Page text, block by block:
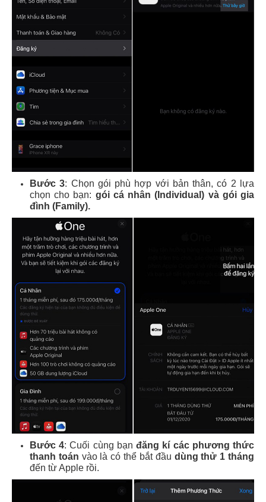
Bước 3: Chọn gói phù hợp với bản thân, có 2 lựa
chọn cho bạn: gói cá nhân (Individual) và gói gia
đình (Family).
Bước 4: Cuối cùng bạnđăng kí các phương thức
thanh toán vào là có thể bắt đầu dùng thử 1 tháng
đến từ Apple rồi.